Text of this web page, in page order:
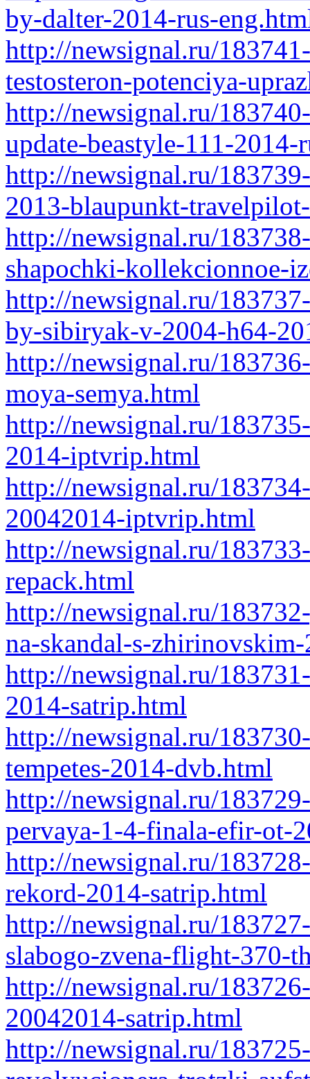
by-dalter-2014-rus-
http://newsignal.ru/
testosteron-potenciya-
http://newsignal.ru/
update-beastyle-111-2014-
http://newsignal.ru/
2013-blaupunkt-
http://newsignal.ru/
shapochki-kollekcionnoe-
http://newsignal.ru/
by-sibiryak-v-2004-h64-
http://newsignal.ru/
moya-semya.html
http://newsignal.ru/
2014-iptvrip.html
http://newsignal.ru/
20042014-iptvrip.html
http://newsignal.ru/
repack.html
http://newsignal.ru/
na-skandal-s-
http://newsignal.ru/
2014-satrip.html
http://newsignal.ru/
tempetes-2014-dvb.html
http://newsignal.ru/
pervaya-1-4-finala-efir-ot-
http://newsignal.ru/
rekord-2014-satrip.html
http://newsignal.ru/
slabogo-zvena-flight-370-
http://newsignal.ru/
20042014-satrip.html
http://newsignal.ru/